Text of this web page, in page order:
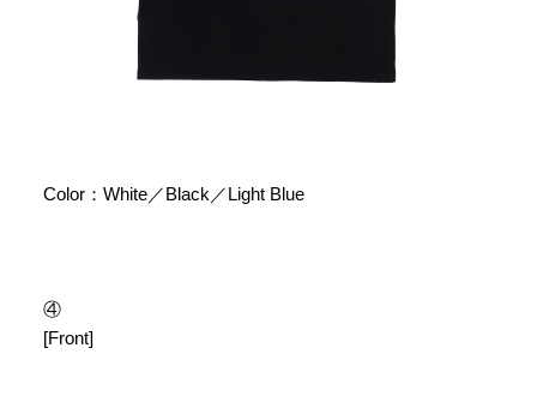
Color：White／Black／Light Blue
④
[Front]